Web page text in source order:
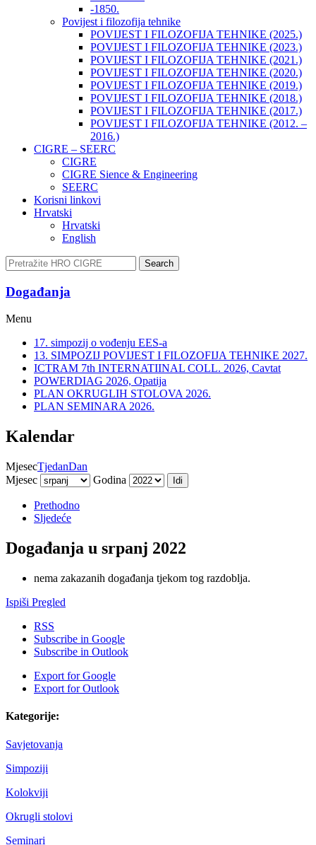
-1850.
Povijest i filozofija tehnike
POVIJEST I FILOZOFIJA TEHNIKE (2025.)
POVIJEST I FILOZOFIJA TEHNIKE (2023.)
POVIJEST I FILOZOFIJA TEHNIKE (2021.)
POVIJEST I FILOZOFIJA TEHNIKE (2020.)
POVIJEST I FILOZOFIJA TEHNIKE (2019.)
POVIJEST I FILOZOFIJA TEHNIKE (2018.)
POVIJEST I FILOZOFIJA TEHNIKE (2017.)
POVIJEST I FILOZOFIJA TEHNIKE (2012. –
2016.)
CIGRE – SEERC
CIGRE
CIGRE Sience & Engineering
SEERC
Korisni linkovi
Hrvatski
Hrvatski
English
Search
Događanja​
Menu
17. simpozij o vođenju EES-a
13. SIMPOZIJ POVIJEST I FILOZOFIJA TEHNIKE 2027.
ICTRAM 7th INTERNATIINAL COLL. 2026, Cavtat
POWERDIAG 2026, Opatija
PLAN OKRUGLIH STOLOVA 2026.
PLAN SEMINARA 2026.
Kalendar
MjesecTjedanDan
Mjesec
Godina
Prethodno
Sljedeće
Događanja u srpanj 2022
nema zakazanih događanja tjekom tog razdoblja.
Ispiši Pregled
RSS
Subscribe in Google
Subscribe in Outlook
Export forGoogle
Export forOutlook
Kategorije:
Savjetovanja
Simpoziji
Kolokviji
Okrugli stolovi
Seminari